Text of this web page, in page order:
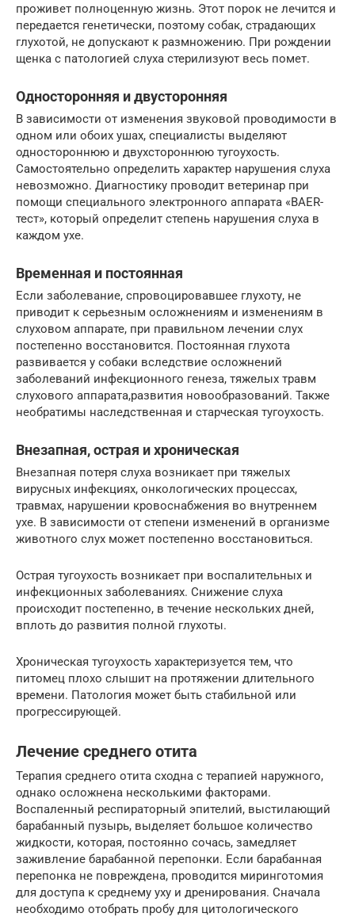
проживет полноценную жизнь. Этот порок не лечится и
передается генетически, поэтому собак, страдающих
глухотой, не допускают к размножению. При рождении
щенка с патологией слуха стерилизуют весь помет.
Односторонняя и двусторонняя
В зависимости от изменения звуковой проводимости в
одном или обоих ушах, специалисты выделяют
одностороннюю и двухстороннюю тугоухость.
Самостоятельно определить характер нарушения слуха
невозможно. Диагностику проводит ветеринар при
помощи специального электронного аппарата «BAER-
тест», который определит степень нарушения слуха в
каждом ухе.
Временная и постоянная
Если заболевание, спровоцировавшее глухоту, не
приводит к серьезным осложнениям и изменениям в
слуховом аппарате, при правильном лечении слух
постепенно восстановится. Постоянная глухота
развивается у собаки вследствие осложнений
заболеваний инфекционного генеза, тяжелых травм
слухового аппарата,развития новообразований. Также
необратимы наследственная и старческая тугоухость.
Внезапная, острая и хроническая
Внезапная потеря слуха возникает при тяжелых
вирусных инфекциях, онкологических процессах,
травмах, нарушении кровоснабжения во внутреннем
ухе. В зависимости от степени изменений в организме
животного слух может постепенно восстановиться.
Острая тугоухость возникает при воспалительных и
инфекционных заболеваниях. Снижение слуха
происходит постепенно, в течение нескольких дней,
вплоть до развития полной глухоты.
Хроническая тугоухость характеризуется тем, что
питомец плохо слышит на протяжении длительного
времени. Патология может быть стабильной или
прогрессирующей.
Лечение среднего отита
Терапия среднего отита сходна с терапией наружного,
однако осложнена несколькими факторами.
Воспаленный респираторный эпителий, выстилающий
барабанный пузырь, выделяет большое количество
жидкости, которая, постоянно сочась, замедляет
заживление барабанной перепонки. Если барабанная
перепонка не повреждена, проводится миринготомия
для доступа к среднему уху и дренирования. Сначала
необходимо отобрать пробу для цитологического